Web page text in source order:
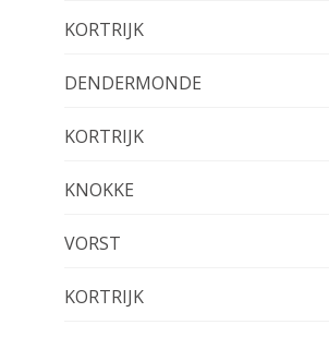
KORTRIJK
DENDERMONDE
KORTRIJK
KNOKKE
VORST
KORTRIJK